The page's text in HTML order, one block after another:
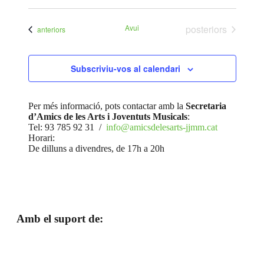
data.Esdeveniments
anteriors Avui Esdeveniments
posteriors
Subscriviu-vos al calendari
Per més informació, pots contactar amb la Secretaria
d’Amics de les Arts i Joventuts Musicals:
Tel: 93 785 92 31 / info@amicsdelesarts-jjmm.cat
Horari:
De dilluns a divendres, de 17h a 20h
Amb el suport de: